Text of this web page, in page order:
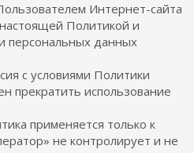
Интернет-сайта
Политикой и
персональных данных
с условиями Политики
прекратить использование
применяется только к
не контролирует и не